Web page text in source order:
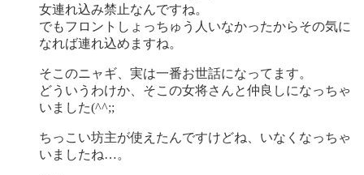
女連れ込み禁止なんですね。
でもフロントしょっちゅう人いなかったからその気に
なれば連れ込めますね。
そこのニャギ、実は一番お世話になってます。
どういうわけか、そこの女将さんと仲良しになっちゃ
いました(^^;;
ちっこい坊主が使えたんですけどね、いなくなっちゃ
いましたね…。